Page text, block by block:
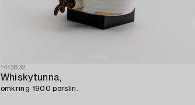
1413832
Whiskytunna,
omkring 1900 porslin.